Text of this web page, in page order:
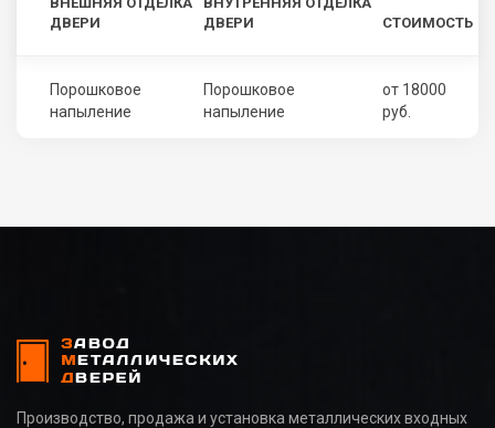
ДВЕРИ
ДВЕРИ
СТОИМОСТЬ
Порошковое
напыление
Порошковое
напыление
от 18000
руб.
Производство, продажа и установка металлических входных